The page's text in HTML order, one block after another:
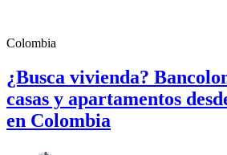
Colombia
¿Busca vivienda?
casas y apartamentos
en Colombia